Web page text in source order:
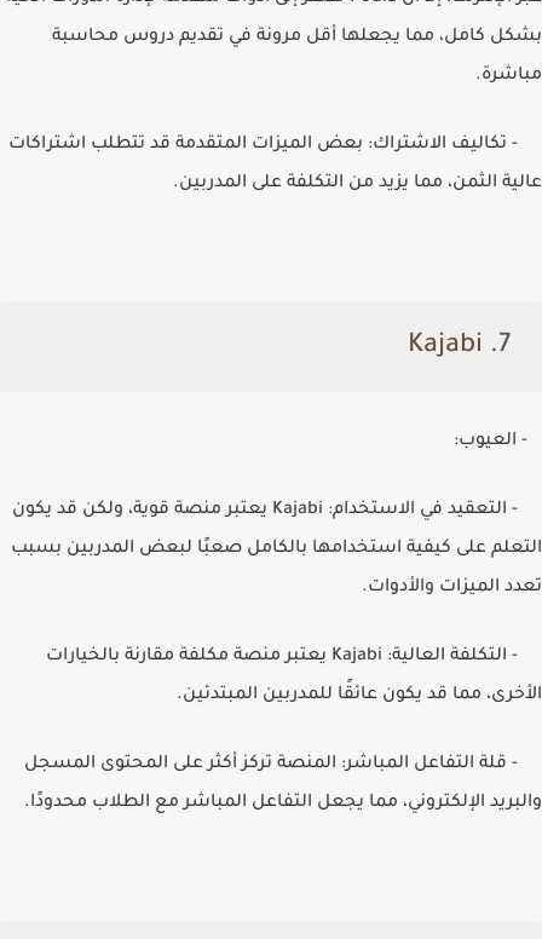
بشكل كامل، مما يجعلها أقل مرونة في تقديم دروس محاسبة
مباشرة.
- تكاليف الاشتراك: بعض الميزات المتقدمة قد تتطلب اشتراكات
عالية الثمن، مما يزيد من التكلفة على المدربين.
7.
Kajabi
- العيوب:
- التعقيد في الاستخدام: Kajabi يعتبر منصة قوية، ولكن قد يكون
التعلم على كيفية استخدامها بالكامل صعبًا لبعض المدربين بسبب
تعدد الميزات والأدوات.
- التكلفة العالية: Kajabi يعتبر منصة مكلفة مقارنة بالخيارات
الأخرى، مما قد يكون عائقًا للمدربين المبتدئين.
- قلة التفاعل المباشر: المنصة تركز أكثر على المحتوى المسجل
والبريد الإلكتروني، مما يجعل التفاعل المباشر مع الطلاب محدودًا.